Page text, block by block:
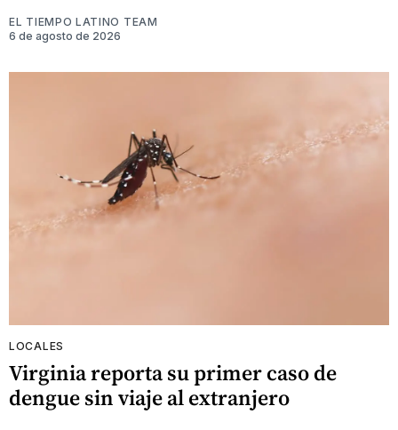
EL TIEMPO LATINO TEAM
6 de agosto de 2026
LOCALES
Virginia reporta su primer caso de
dengue sin viaje al extranjero